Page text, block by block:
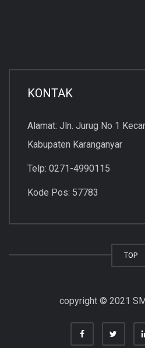
KONTAK
Alamat: Jln. Jurug No 1
Kabupaten Karanganyar
Telp: 0271-4990115
Kode Pos: 57783
TOP
copyright © 2021